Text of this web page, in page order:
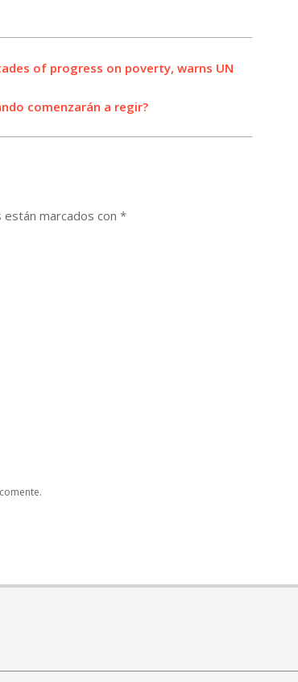
of progress on poverty, warns UN
comenzarán a regir?
marcados con *